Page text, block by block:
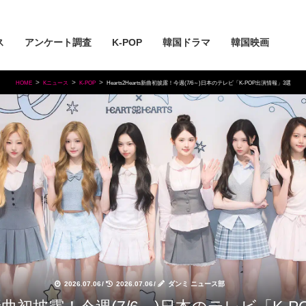
アンケート調査 K-POP 韓国ドラマ 韓国映画
HOME Kニュース K-POP Hearts2Hearts新曲初披露！今週(7/6～)日本のテレビ「K-POP出演情報」3選
2026.07.06/ 2026.07.06/ ダンミ ニュース部